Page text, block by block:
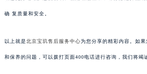
确 复质量和安全。
以上就是北京宝玑售后服务中心为您分享的精彩内容。如
和保养的问题，可以拨打页面400电话进行咨询，我们将竭